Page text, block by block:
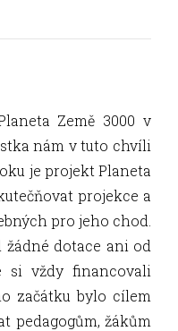
Země 3000 v
nám v tuto chvíli
je projekt Planeta
projekce a
pro jeho chod.
dotace ani od
si vždy financovali
začátku bylo cílem
pedagogům, žákům